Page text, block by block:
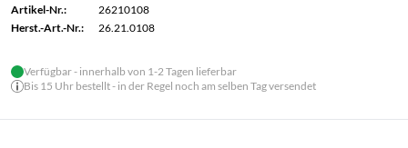
Artikel-Nr.:
26210108
Herst.-Art.-Nr.:
26.21.0108
Verfügbar - innerhalb von 1-2 Tagen lieferbar
Bis 15 Uhr bestellt - in der Regel noch am selben Tag versendet